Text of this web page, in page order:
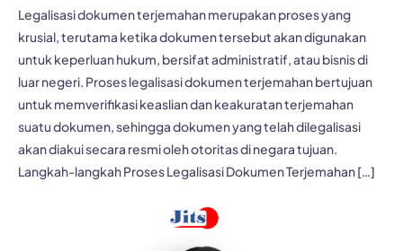
Legalisasi dokumen terjemahan merupakan proses yang
krusial, terutama ketika dokumen tersebut akan digunakan
untuk keperluan hukum, bersifat administratif, atau bisnis di
luar negeri. Proses legalisasi dokumen terjemahan bertujuan
untuk memverifikasi keaslian dan keakuratan terjemahan
suatu dokumen, sehingga dokumen yang telah dilegalisasi
akan diakui secara resmi oleh otoritas di negara tujuan.
Langkah-langkah Proses Legalisasi Dokumen Terjemahan […]